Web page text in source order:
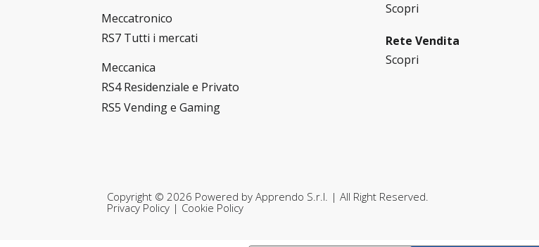
Meccatronico
RS7 Tutti i mercati
Meccanica
RS4 Residenziale e Privato
RS5 Vending e Gaming
Scopri
Rete Vendita
Scopri
Copyright © 2026 Powered byApprendo S.r.l.
| All Right Reserved.
Privacy Policy | Cookie Policy